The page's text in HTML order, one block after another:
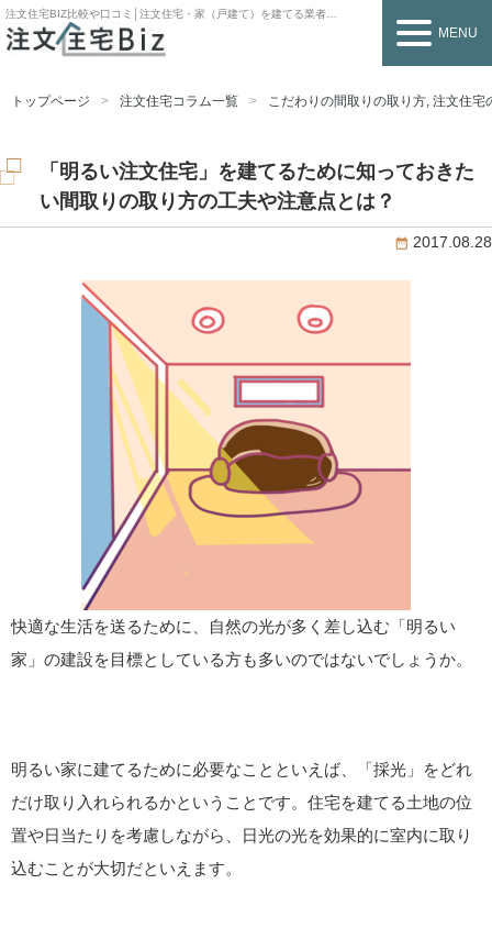
注文住宅BIZ比較や口コミ│注文住宅・家（戸建て）を建てる業者を探すなら
MENU
トップページ 注文住宅コラム一覧 こだわりの間取りの取り方, 注文住宅
「明るい注文住宅」を建てるために知っておきた
い間取りの取り方の工夫や注意点とは？
2017.08.28
快適な生活を送るために、自然の光が多く差し込む「明るい
家」の建設を目標としている方も多いのではないでしょうか。
明るい家に建てるために必要なことといえば、「採光」をどれ
だけ取り入れられるかということです。住宅を建てる土地の位
置や日当たりを考慮しながら、日光の光を効果的に室内に取り
込むことが大切だといえます。